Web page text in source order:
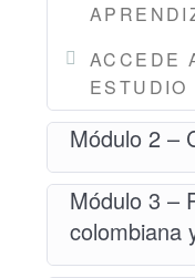
¿Qué
Este diplomado
Peñafort,
dividido en 6
temas
comprensión.
autónomo por
sesiones
desarrollar los
ACCEDE
ESTUDIO
Módulo 2 –
Módulo 3 –
colombiana